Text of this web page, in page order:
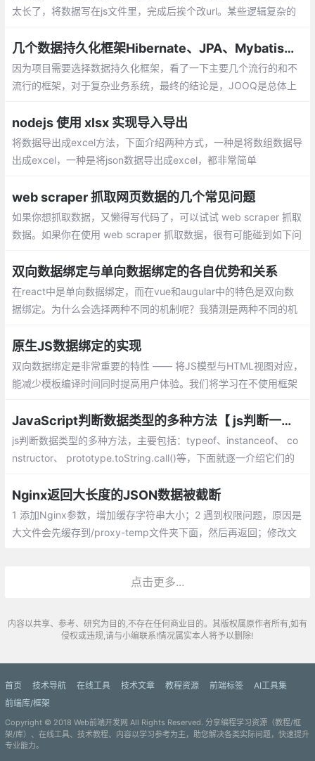
太长了，将数据写在js文件里，完成后挨个改url。某些逻辑复杂的
数据，要么编写更多代码，要么手动修改模拟数据
几个数据持久化框架Hibernate、JPA、Mybatis、JOOQ和JDBC Template的比较
因为项目需要选择数据持久化框架，看了一下主要几个流行的和不
流行的框架，对于复杂业务系统，最终的结论是，JOOQ是总体上
nodejs 使用 xlsx 实现导入导出
将数据导出成excel方法，下面介绍两种方式，一种是将数组数据导
出成excel，一种是将json数据导出成excel，都非常简单
web scraper 抓取网页数据的几个常见问题
如果你想抓取数据，又懒得写代码了，可以试试 web scraper 抓取
数据。如果你在使用 web scraper 抓取数据，很有可能碰到如下问
你放弃 web scraper 。
双向数据绑定与单向数据绑定的各自优势和关系
在react中是单向数据绑定，而在vue和augular中的特色是双向数
据绑定。为什么会选择两种不同的机制呢？我猜测是两种不同的机
原生JS数据绑定的实现
双向数据绑定是非常重要的特性 —— 将JS模型与HTML视图对应，
能减少模板编译时间同时提高用户体验。我们将学习在不使用框架
JavaScript判断数据类型的多种方法【 js判断一个变量的类型】
js判断数据类型的多种方法，主要包括：typeof、instanceof、 co
nstructor、 prototype.toString.call()等，下面就逐一介绍它们的
Nginx返回大长度的JSON数据被截断
1 添加Nginx参数，增加缓存字符串大小；2 遇到权限问题，原因是
大文件会先缓存到/proxy-temp文件夹下面，然后再返回；修改文
点击更多...
内容以共享、参考、研究为目的,不存在任何商业目的。其版权属原作者所有,如有
侵权或违规,请与小编联系!情况属实本人将予以删除!
首页 技术导航 在线工具 技术文章 教程资源 前端标签
AI工具集
前端库/框架